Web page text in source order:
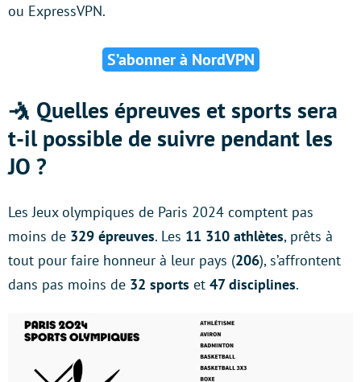
ou ExpressVPN.
S’abonner à NordVPN
🤺 Quelles épreuves et sports sera
t-il possible de suivre pendant les
JO ?
Les Jeux olympiques de Paris 2024 comptent pas
moins de 329 épreuves. Les 11 310 athlètes, prêts à
tout pour faire honneur à leur pays (206), s’affrontent
dans pas moins de 32 sports et 47 disciplines.